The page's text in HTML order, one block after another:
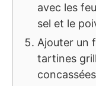
avec les
sel et le
Ajouter un
tartines